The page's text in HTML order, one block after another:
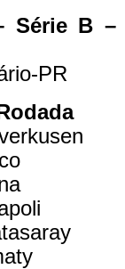
Série B –
PR